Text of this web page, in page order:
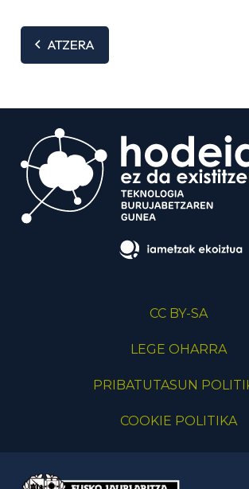
ATZERA
CC BY-SA
LEGE OHARRA
PRIBATUTASUN
COOKIE POLITIKA